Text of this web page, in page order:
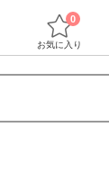
お気に入り
0